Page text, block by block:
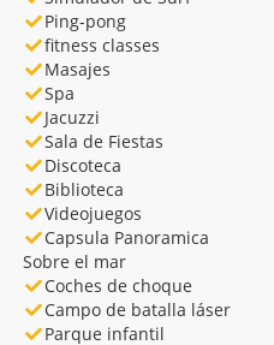
Ping-pong
fitness classes
Masajes
Spa
Jacuzzi
Sala de Fiestas
Discoteca
Biblioteca
Videojuegos
Capsula Panoramica
Sobre el mar
Coches de choque
Campo de batalla láser
Parque infantil